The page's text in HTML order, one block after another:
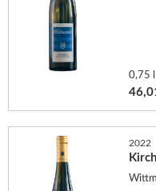
0,75 l
2022